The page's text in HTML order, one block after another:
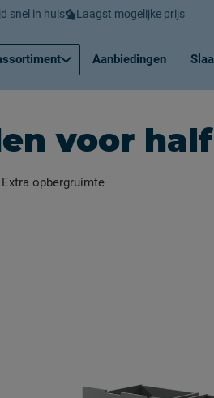
snel in huis Laagst mogelijke prijs
Aanbiedingen
voor
Extra opbergruimte